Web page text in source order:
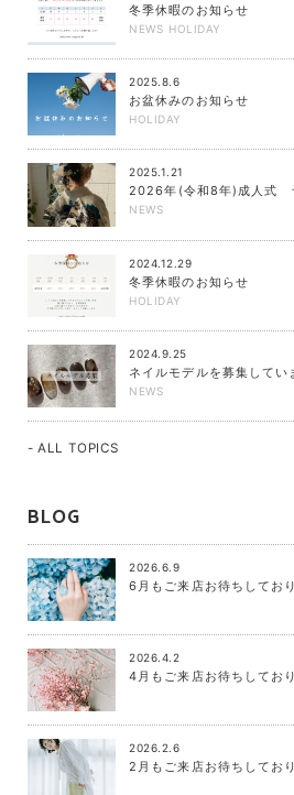
冬季休暇のお知らせ
NEWS HOLIDAY
2025.8.6
お盆休みのお知らせ
HOLIDAY
2025.1.21
2026年(令和8年)成人式
NEWS
2024.12.29
冬季休暇のお知らせ
HOLIDAY
2024.9.25
ネイルモデルを募集してい
NEWS
- ALL TOPICS
BLOG
2026.6.9
6月もご来店お待ちしてお
2026.4.2
4月もご来店お待ちしてお
2026.2.6
2月もご来店お待ちしてお